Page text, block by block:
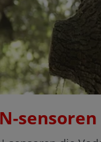
sensoren